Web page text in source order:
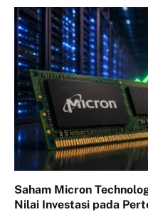
Saham Micron
Nilai Investasi pada